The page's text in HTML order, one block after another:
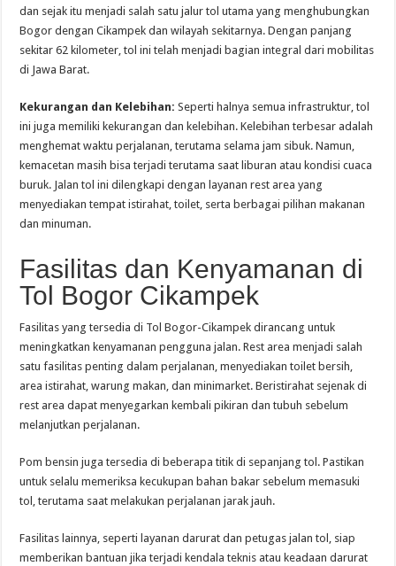
dan sejak itu menjadi salah satu jalur tol utama yang menghubungkan
Bogor dengan Cikampek dan wilayah sekitarnya. Dengan panjang
sekitar 62 kilometer, tol ini telah menjadi bagian integral dari mobilitas
di Jawa Barat.
Kekurangan dan Kelebihan: Seperti halnya semua infrastruktur, tol
ini juga memiliki kekurangan dan kelebihan. Kelebihan terbesar adalah
menghemat waktu perjalanan, terutama selama jam sibuk. Namun,
kemacetan masih bisa terjadi terutama saat liburan atau kondisi cuaca
buruk. Jalan tol ini dilengkapi dengan layanan rest area yang
menyediakan tempat istirahat, toilet, serta berbagai pilihan makanan
dan minuman.
Fasilitas dan Kenyamanan di
Tol Bogor Cikampek
Fasilitas yang tersedia di Tol Bogor-Cikampek dirancang untuk
meningkatkan kenyamanan pengguna jalan. Rest area menjadi salah
satu fasilitas penting dalam perjalanan, menyediakan toilet bersih,
area istirahat, warung makan, dan minimarket. Beristirahat sejenak di
rest area dapat menyegarkan kembali pikiran dan tubuh sebelum
melanjutkan perjalanan.
Pom bensin juga tersedia di beberapa titik di sepanjang tol. Pastikan
untuk selalu memeriksa kecukupan bahan bakar sebelum memasuki
tol, terutama saat melakukan perjalanan jarak jauh.
Fasilitas lainnya, seperti layanan darurat dan petugas jalan tol, siap
memberikan bantuan jika terjadi kendala teknis atau keadaan darurat